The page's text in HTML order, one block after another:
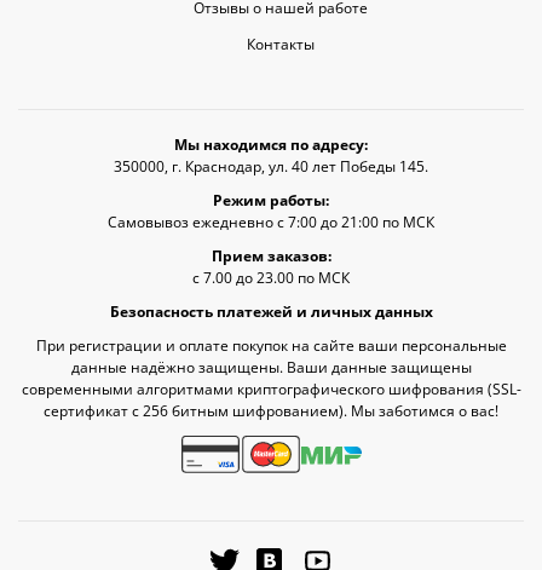
Отзывы о нашей работе
Контакты
Мы находимся по адресу:
350000, г. Краснодар, ул. 40 лет Победы 145.
Режим работы:
Самовывоз ежедневно с 7:00 до 21:00 по МСК
Прием заказов:
с 7.00 до 23.00 по МСК
Безопасность платежей и личных данных
При регистрации и оплате покупок на сайте ваши персональные
данные надёжно защищены. Ваши данные защищены
современными алгоритмами криптографического шифрования (SSL-
сертификат c 256 битным шифрованием). Мы заботимся о вас!